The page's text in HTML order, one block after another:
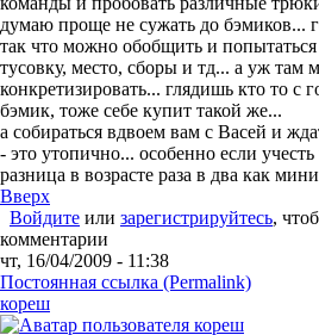
думаю проще не сужать до бэмиков...
так что можно обобщить и попытаться
тусовку, место, сборы и тд... а уж там
конкретизировать... глядишь кто то с
бэмик, тоже себе купит такой же...
а собираться вдвоем вам с Васей и
- это утопично... особенно если
разница в возрасте раза в два как
Вверх
Войдите или зарегистрируйтесь,
комментарии
чт, 16/04/2009 - 11:38
Постоянная ссылка (Permalink)
кореш